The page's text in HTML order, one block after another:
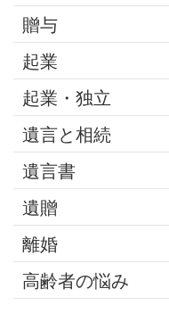
贈与
起業
起業・独立
遺言と相続
遺言書
遺贈
離婚
高齢者の悩み